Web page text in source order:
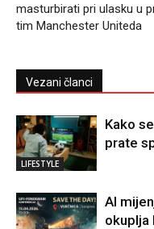
masturbirati pri ulasku u
tim Manchester Uniteda
Vezani članci
LIFESTYLE
Kako
prate
AI
okuplja